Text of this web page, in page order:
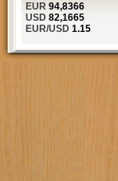
EUR 94,8366
USD 82,1665
EUR/USD 1.15